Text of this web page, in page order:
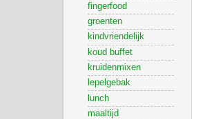
fingerfood
groenten
kindvriendelijk
koud buffet
kruidenmixen
lepelgebak
lunch
maaltijd